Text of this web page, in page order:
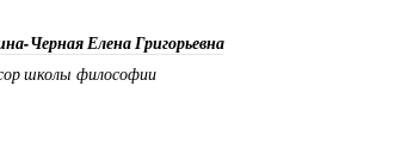
Черная Елена Григорьевна
школы философии